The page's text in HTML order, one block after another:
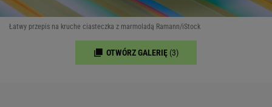
Łatwy przepis na kruche ciasteczka z marmoladą Ramann/iStock
OTWÓRZ GALERIĘ (3)